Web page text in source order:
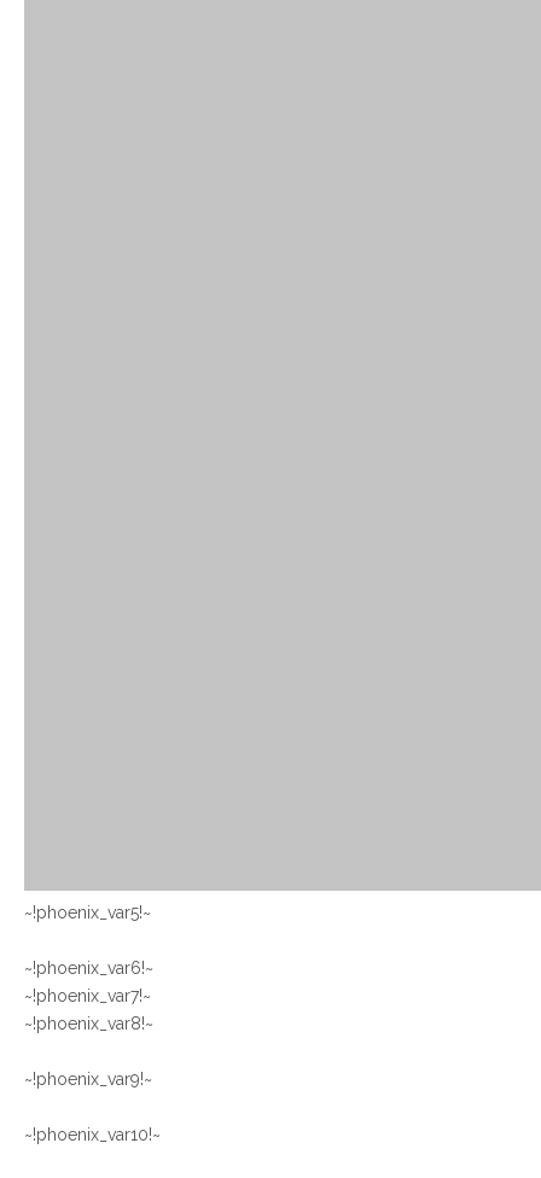
~!phoenix_var5!~
~!phoenix_var6!~
~!phoenix_var7!~
~!phoenix_var8!~
~!phoenix_var9!~
~!phoenix_var10!~